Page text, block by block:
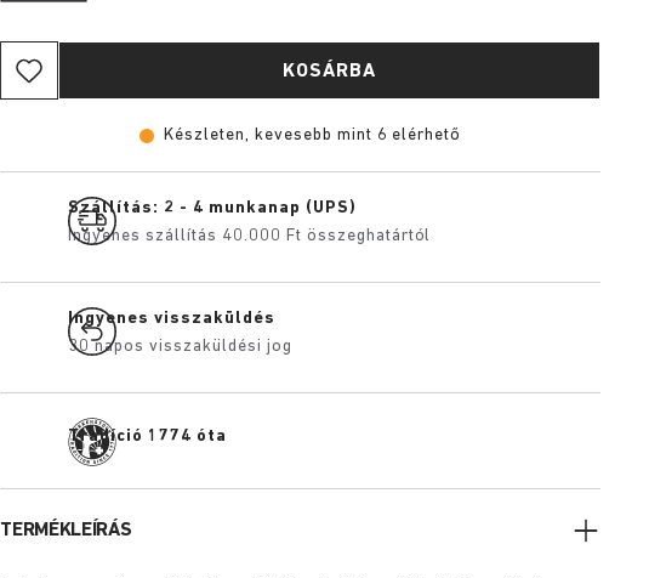
KOSÁRBA
Készleten, kevesebb mint 6 elérhető
Szállítás: 2 - 4 munkanap (UPS)
Ingyenes szállítás 40.000 Ft összeghatártól
Ingyenes visszaküldés
30 napos visszaküldési jog
Tradíció 1774 óta
TERMÉKLEÍRÁS